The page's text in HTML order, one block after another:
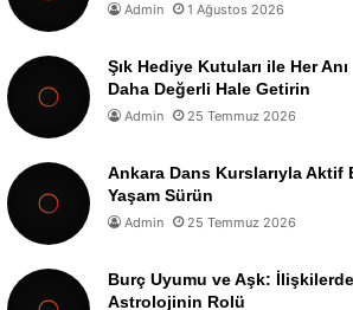
Admin 1 Ağustos 2026
Şık Hediye Kutuları ile Her Anı
Daha Değerli Hale Getirin
Admin 25 Temmuz 2026
Ankara Dans Kurslarıyla Aktif
Yaşam Sürün
Admin 25 Temmuz 2026
Burç Uyumu ve Aşk: İlişkilerde
Astrolojinin Rolü